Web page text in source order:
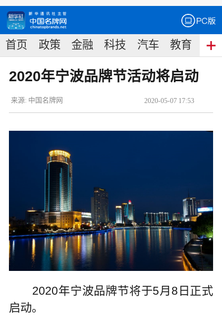
首页 政策 金融 科技 汽车 教育 食
2020年宁波品牌节活动将启动
2020-05-07 17:53
来源: 中国名牌网
2020年宁波品牌节将于5月8日正式
启动。